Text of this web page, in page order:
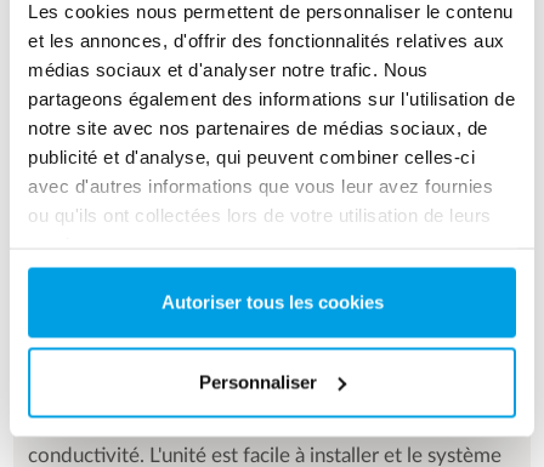
Les cookies nous permettent de personnaliser le contenu
et les annonces, d'offrir des fonctionnalités relatives aux
médias sociaux et d'analyser notre trafic. Nous
partageons également des informations sur l'utilisation de
notre site avec nos partenaires de médias sociaux, de
publicité et d'analyse, qui peuvent combiner celles-ci
avec d'autres informations que vous leur avez fournies
ou qu'ils ont collectées lors de votre utilisation de leurs
Autoriser tous les cookies
Personnaliser
OPTION
Platine pour une utilisation facile
Connexions: DN 25/32 mm
La platine se compose d'un système de vannes en PVC
conductivité. L'unité est facile à installer et le système